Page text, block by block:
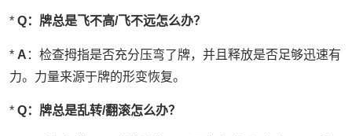
* Q：牌总是飞不高/飞不远怎么办？
* A ：检查拇指是否充分压弯了牌，并且释放是否足够迅速有
力。力量来源于牌的形变恢复。
* Q：牌总是乱转/翻滚怎么办？